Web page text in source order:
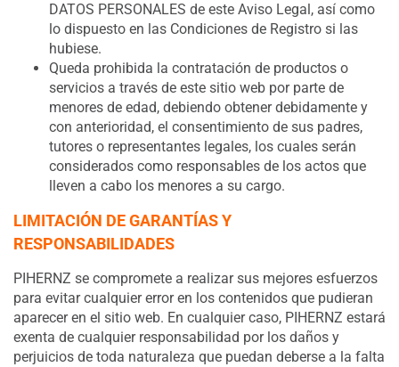
DATOS PERSONALES de este Aviso Legal, así como
lo dispuesto en las Condiciones de Registro si las
hubiese.
Queda prohibida la contratación de productos o
servicios a través de este sitio web por parte de
menores de edad, debiendo obtener debidamente y
con anterioridad, el consentimiento de sus padres,
tutores o representantes legales, los cuales serán
considerados como responsables de los actos que
lleven a cabo los menores a su cargo.
LIMITACIÓN DE GARANTÍAS Y
RESPONSABILIDADES
PIHERNZ se compromete a realizar sus mejores esfuerzos
para evitar cualquier error en los contenidos que pudieran
aparecer en el sitio web. En cualquier caso, PIHERNZ estará
exenta de cualquier responsabilidad por los daños y
perjuicios de toda naturaleza que puedan deberse a la falta